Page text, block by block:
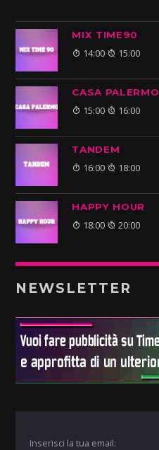
MIX TIME90
14:00 15:00
CASA PALERMO
15:00 16:00
TANDEM
16:00 18:00
HAPPY HOUR
18:00 20:00
NEWSLETTER
Inserisci la tua email: